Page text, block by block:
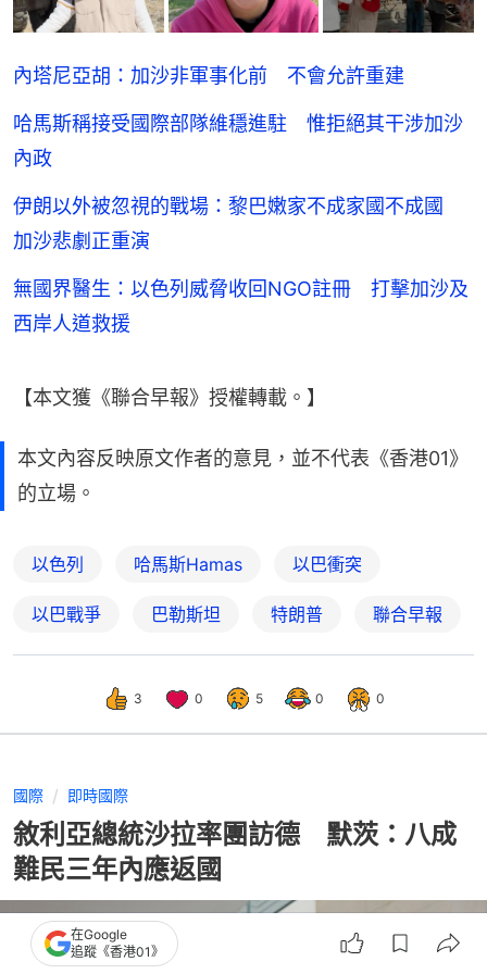
內塔尼亞胡：加沙非軍事化前 不會允許重建
哈馬斯稱接受國際部隊維穩進駐 惟拒絕其干涉加沙
內政
伊朗以外被忽視的戰場：黎巴嫩家不成家國不成國
加沙悲劇正重演
無國界醫生：以色列威脅收回NGO註冊 打擊加沙及
西岸人道救援
【本文獲《聯合早報》授權轉載。】
本文內容反映原文作者的意見，並不代表《香港01》
的立場。
以色列 哈馬斯Hamas 以巴衝突
以巴戰爭 巴勒斯坦 特朗普 聯合早報
3 0 5 0 0
國際 即時國際
敘利亞總統沙拉率團訪德 默茨：八成
難民三年內應返國
在Google
追蹤《香港01》